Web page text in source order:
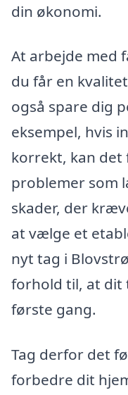
din økonomi.
At arbejde med
du får en
også spare dig
eksempel, hvis
korrekt, kan det
problemer som
skader, der
at vælge et
nyt tag i
forhold til, at dit
første gang.
Tag derfor det
forbedre dit